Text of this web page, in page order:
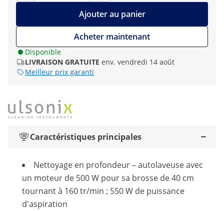
Ajouter au panier
Acheter maintenant
Disponible
LIVRAISON GRATUITE env. vendredi 14 août
Meilleur prix garanti
Caractéristiques principales
Nettoyage en profondeur – autolaveuse avec
un moteur de 500 W pour sa brosse de 40 cm
tournant à 160 tr/min ; 550 W de puissance
d'aspiration